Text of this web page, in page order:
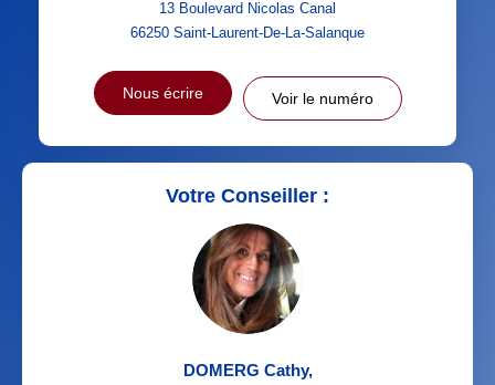
RESTAURANTS ET CAFÉS COMMERCES
13 Boulevard Nicolas Canal
66250 Saint-Laurent-De-La-Salanque
Nous écrire Voir le numéro
Votre Conseiller :
DOMERG Cathy,